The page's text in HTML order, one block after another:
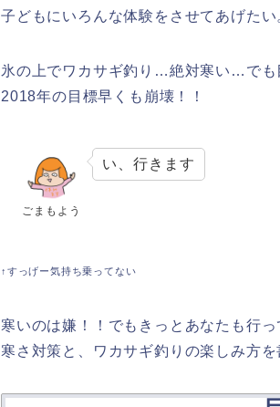
子どもにいろんな体験をさせてあげた
氷の上でワカサギ釣り…絶対寒い…でも
2018年の目標早くも崩壊！！
ごまもよう
い、行きます
↑すっげー気持ち乗ってない
寒いのは嫌！！でもきっとあなたも行っ
寒さ対策と、ワカサギ釣りの楽しみ方を